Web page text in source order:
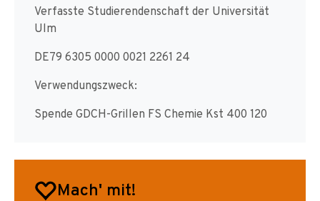
Verfasste Studierendenschaft der Universität
Ulm
DE79 6305 0000 0021 2261 24
Verwendungszweck:
Spende GDCH-Grillen FS Chemie Kst 400 120
Mach' mit!